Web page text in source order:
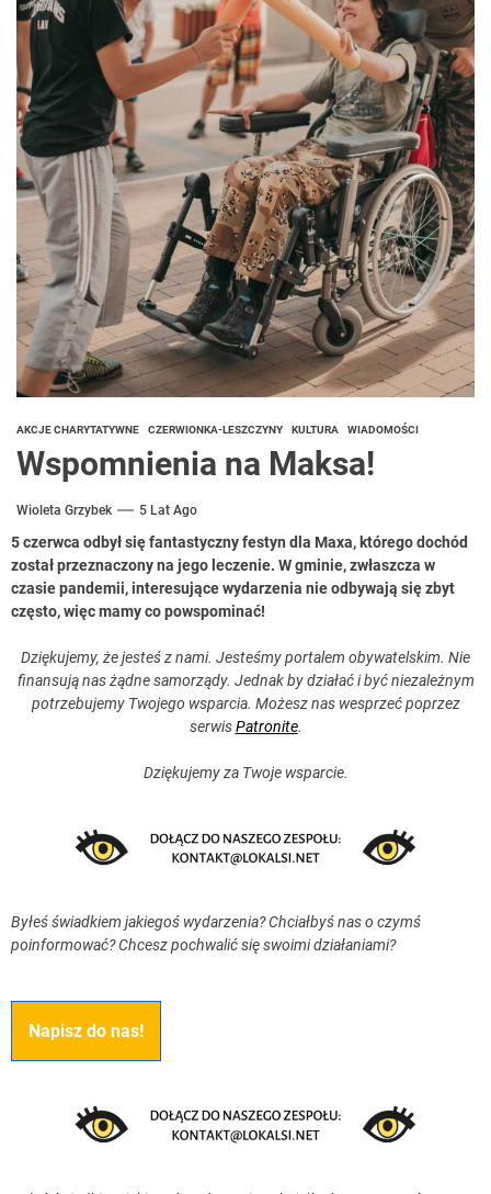
AKCJE CHARYTATYWNE CZERWIONKA-LESZCZYNY KULTURA WIADOMOŚCI
Wspomnienia na Maksa!
Wioleta Grzybek 5 Lat Ago
5 czerwca odbył się fantastyczny festyn dla Maxa, którego dochód
został przeznaczony na jego leczenie. W gminie, zwłaszcza w
czasie pandemii, interesujące wydarzenia nie odbywają się zbyt
często, więc mamy co powspominać!
Dziękujemy, że jesteś z nami. Jesteśmy portalem obywatelskim. Nie
finansują nas żądne samorządy. Jednak by działać i być niezależnym
potrzebujemy Twojego wsparcia. Możesz nas wesprzeć poprzez
serwisPatronite.
Dziękujemy za Twoje wsparcie.
Byłeś świadkiem jakiegoś wydarzenia? Chciałbyś nas o czymś
poinformować? Chcesz pochwalić się swoimi działaniami?
Napisz do nas!